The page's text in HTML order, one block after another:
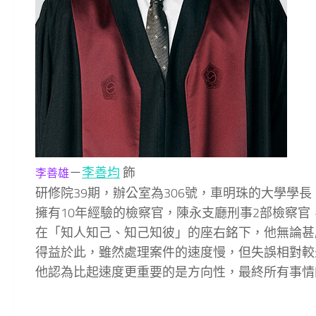
李善雄－李善均 飾
研修院39期，辦公室為306號，車明珠的大學學
擁有10年經驗的檢察官，陳永支廳刑事2部檢察官
在「知人知己、知己知彼」的座右銘下，他無論
得益於此，雖然處理案件的速度慢，但失誤相對
他認為比起速度更重要的是方向性，最終所有事